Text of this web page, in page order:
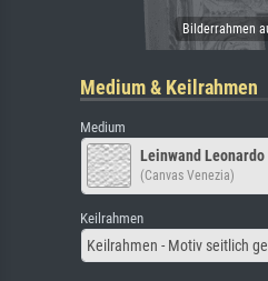
Medium & Keilrahmen
Medium
Leinwand
(Canvas Venezia)
Keilrahmen
Keilrahmen - Motiv seitlich